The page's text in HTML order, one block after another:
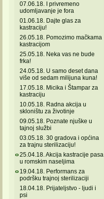
07.06.18. I privremeno
udomljavanje je fora
01.06.18. Dajte glas za
kastraciju!
26.05.18. Pomozimo mačkama
kastracijom
25.05.18. Neka vas ne bude
frka!
24.05.18. U samo deset dana
više od sedam milijuna kuna!
17.05.18. Micika i Štampar za
kastraciju
10.05.18. Radna akcija u
skloništu za životinje
09.05.18. Poznate njuške u
tajnoj službi
03.05.18. 30 gradova i općina
za trajnu sterilizaciju!
25.04.18. Akcija kastracije pasa
u romskim naseljima
19.04.18. Performans za
podršku trajnoj sterilizaciji
18.04.18. Prijateljstvo - ljudi i
psi